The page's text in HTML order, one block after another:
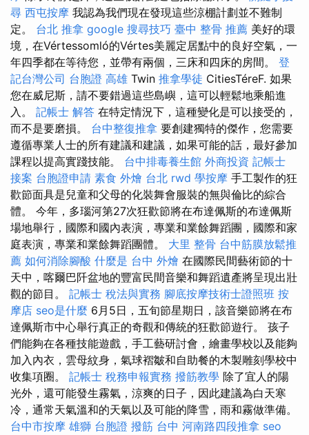
尋 西屯按摩 我認為我們現在發現這些涼棚計劃並不難制
定。 台北 推拿 google 搜尋技巧 臺中 整骨 推薦 美好的環
境，在Vértessomló的Vértes美麗定居點中的良好空氣，一
年四季都在等待您，並帶有兩個，三床和四床的房間。 登
記台灣公司 台胞證 高雄 Twin 推拿學徒 CitiesTéreF. 如果
您在威尼斯，請不要錯過這些島嶼，這可以輕鬆地乘船進
入。 記帳士 解答 在特定情況下，這種變化是可以接受的，
而不是要磨損。 台中整復推拿 要創建獨特的傑作，您需要
遵循專業人士的所有建議和建議，如果可能的話，最好參加
課程以提高實踐技能。 台中排毒養生館 外商投資 記帳士
接案 台胞證申請 素食 外燴 台北 rwd 學按摩 手工製作的狂
歡節面具是兒童和父母的化裝舞會服裝的無與倫比的綜合
體。 今年，多瑙河第27次狂歡節將在布達佩斯的布達佩斯
場地舉行，國際和國內表演，專業和業餘舞蹈團，國際和家
庭表演，專業和業餘舞蹈團體。 大里 整骨 台中筋膜放鬆推
薦 如何消除腳酸 什麼是 台中 外燴 在國際民間藝術節的十
天中，喀爾巴阡盆地的豐富民間音樂和舞蹈遺產將呈現出壯
觀的節目。 記帳士 稅法與實務 腳底按摩技術士證照班 按
摩店 seo是什麼 6月5日，五旬節星期日，該音樂節將在布
達佩斯市中心舉行真正的奇觀和傳統的狂歡節遊行。 孩子
們能夠在各種技能遊戲，手工藝研討會，繪畫學校以及能夠
加入內衣，雲母紋身，氣球褶皺和自助餐的木製雕刻學校中
收集項圈。 記帳士 稅務申報實務 撥筋教學 除了宜人的陽
光外，還可能發生霧氣，涼爽的日子，因此建議為白天寒
冷，通常天氣溫和的天氣以及可能的降雪，雨和霧做準備。
台中市按摩 雄獅 台胞證 撥筋 台中 河南路四段推拿 seo